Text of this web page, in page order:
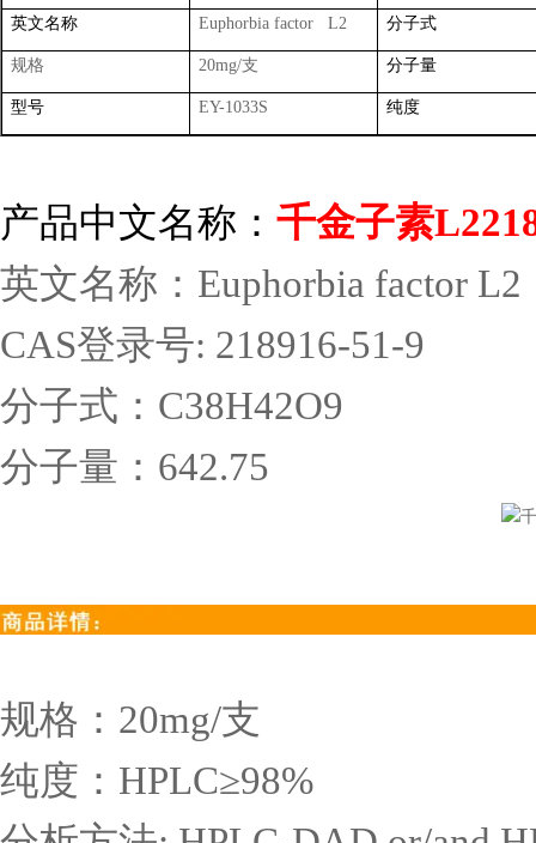
英文名称 Euphorbia factor L2 分子式
规格 20mg/支 分子量
型号 EY-1033S 纯度
产品中文名称： 千金子素
英文名称： Euphorbia factor L2
CAS登录号: 218916-51-9
分子式： C38H42O9
分子量： 642.75
规格： 20mg/支
纯度： HPLC≥98%